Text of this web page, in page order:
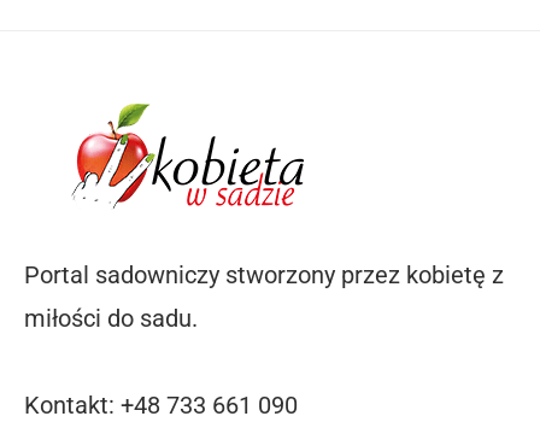
Portal sadowniczy stworzony przez kobietę z
miłości do sadu.
Kontakt: +48 733 661 090